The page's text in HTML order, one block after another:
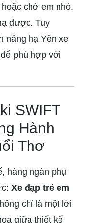
chở em nhỏ.
được. Tuy
nâng hạ Yên xe
phù hợp với
SWIFT
Hành
Thơ
hàng ngàn phụ
Xe đạp trẻ em
chỉ là một lời
giữa thiết kế